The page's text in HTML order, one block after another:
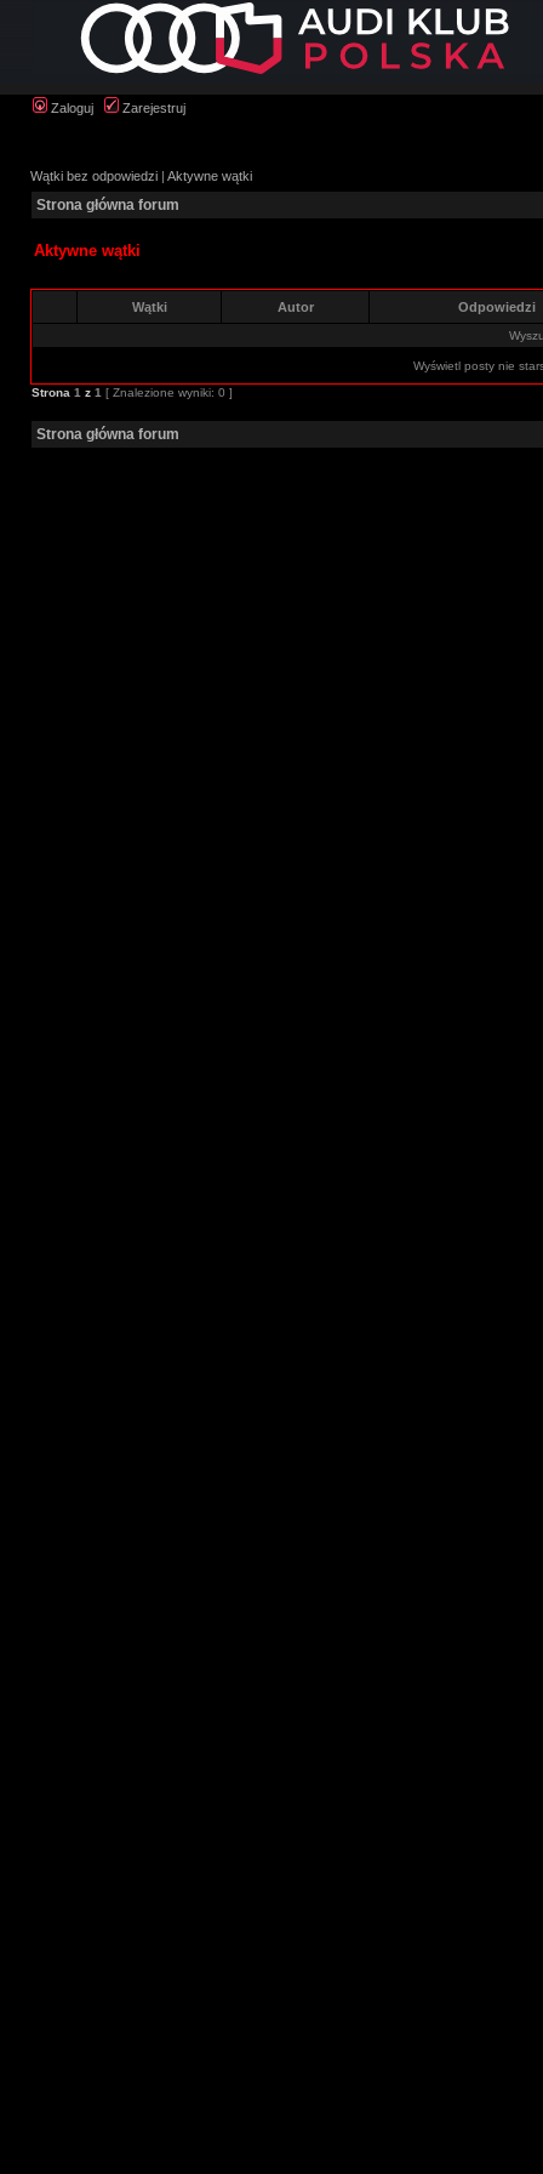
Zaloguj Zarejestruj
Wątki bez odpowiedzi | Aktywne wątki
Strona główna forum
Aktywne wątki
Wątki Autor Odpowiedzi
Wyświetl posty nie
Strona 1 z 1 [ Znalezione wyniki: 0 ]
Strona główna forum